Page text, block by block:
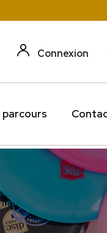
Connexion